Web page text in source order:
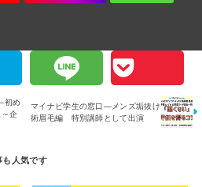
初め
企
マイナビ学生の窓口―メンズ垢抜け
術眉毛編 特別講師として出演